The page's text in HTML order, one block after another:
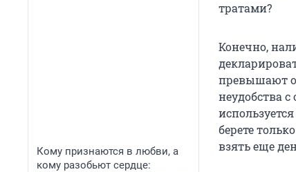
Кому признаются в любви, а
кому разобьют сердце:
тратами?
Конечно,
превышают
неудобства
берете
взять еще